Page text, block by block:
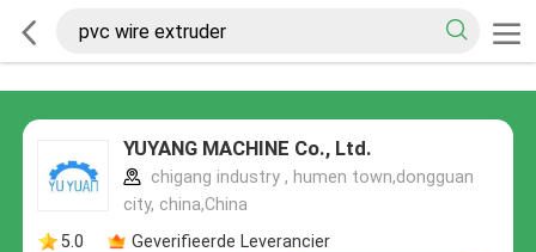
YUYANG MACHINE Co., Ltd.
chigang industry , humen town,dongguan
city, china,China
5.0
Geverifieerde Leverancier